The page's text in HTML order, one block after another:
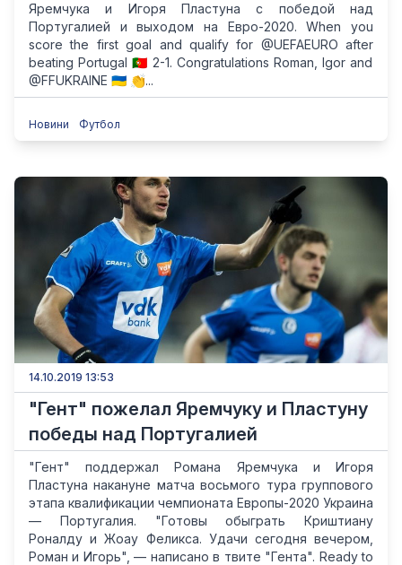
Яремчука и Игоря Пластуна с победой над
Португалией и выходом на Евро-2020. When you
score the first goal and qualify for @UEFAEURO after
beating Portugal 🇵🇹 2-1. Congratulations Roman, Igor and
@FFUKRAINE 🇺🇦 👏...
Новини Футбол
14.10.2019 13:53
"Гент" пожелал Яремчуку и Пластуну
победы над Португалией
"Гент" поддержал Романа Яремчука и Игоря
Пластуна накануне матча восьмого тура группового
этапа квалификации чемпионата Европы-2020 Украина
— Португалия. "Готовы обыграть Криштиану
Роналду и Жоау Феликса. Удачи сегодня вечером,
Роман и Игорь", — написано в твите "Гента". Ready to